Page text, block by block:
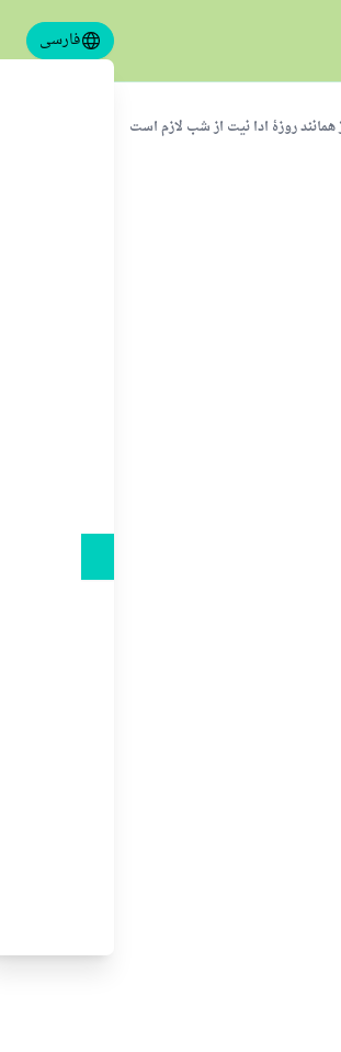
فارسی
همانند روزهٔ ادا نیت از شب لازم است